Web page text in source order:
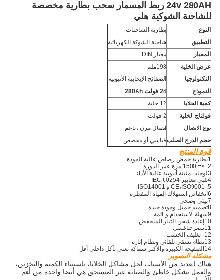
24v 280AH ربط المسمار سحب بطارية مخصصة
للشاحنة الشوكية هلي
النوع
بطارية الشاحنات
التطبيق
شاحنة الشوكة الكهربائية
المعيار
معيار DIN
عرض الخلية
198ملم
التكنولوجيا
الصفائح الإيجابية الأنبوبية
النموذج
24 فولت 280Ah
كمية الخلايا
12 خلية
فولتاج الخلية
2 فولت
نوع الاتصال
اتصال مرن / ناعم
حجم الدرج الصلبقياسي أو مخصص
قوة المنتج
1بطارية حمض رصاص عالية الجودة
2. >= 1500 مرة عمر الدورة
3لوحات مثبتة أنبوبية عالية الأداء
4تلبي معايير IEC 60254
5. CE،ISO9001 و ISO14001
6انخفاض استهلاك المياه المقطرة
7بيئي وصحي
8تصميم جميل وجودة جيدة
9سهلة الاستخدام ودائمة
10إعادة شحن التيار المنخفض
11سعر تنافسي
12- تغليف الخشب
13نظام تسقي تلقائي ونظام إثارة
14الصفيحة الكبيرة والأكثر سماكة تعني تآكل داخلي أقل
مشكلة التصوير
هناك العديد من الأسباب لحل مشاكل الخلايا، باستثناء الكمية والتخزين،
والعمل بشكل خاطئ والصيانة غير المستحق هي أيضا واحدة من أهم